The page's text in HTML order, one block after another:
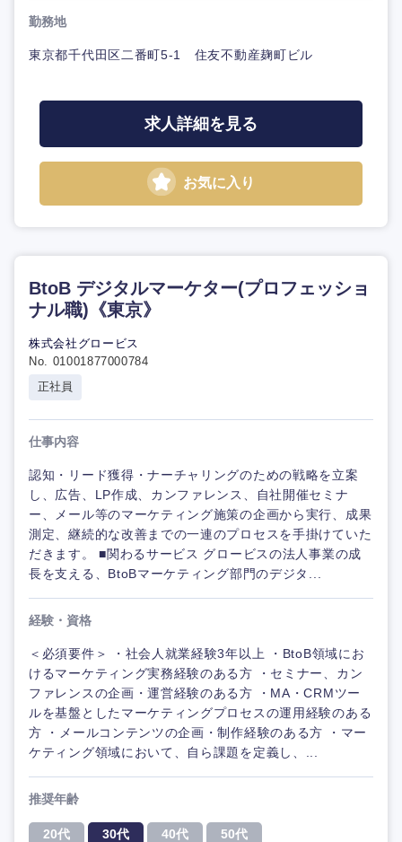
勤務地
東京都千代田区二番町5-1 住友不動産麹町ビル
求人詳細を見る
お気に入り
BtoB デジタルマーケター(プロフェッショ
ナル職)《東京》
株式会社グロービス
No. 01001877000784
正社員
仕事内容
認知・リード獲得・ナーチャリングのための戦略を立案
し、広告、LP作成、カンファレンス、自社開催セミナ
ー、メール等のマーケティング施策の企画から実行、成果
測定、継続的な改善までの一連のプロセスを手掛けていた
だきます。 ■関わるサービス グロービスの法人事業の成
長を支える、BtoBマーケティング部門のデジタ...
経験・資格
＜必須要件＞ ・社会人就業経験3年以上 ・BtoB領域にお
けるマーケティング実務経験のある方 ・セミナー、カン
ファレンスの企画・運営経験のある方 ・MA・CRMツー
ルを基盤としたマーケティングプロセスの運用経験のある
方 ・メールコンテンツの企画・制作経験のある方 ・マー
ケティング領域において、自ら課題を定義し、...
推奨年齢
20代 30代 40代 50代